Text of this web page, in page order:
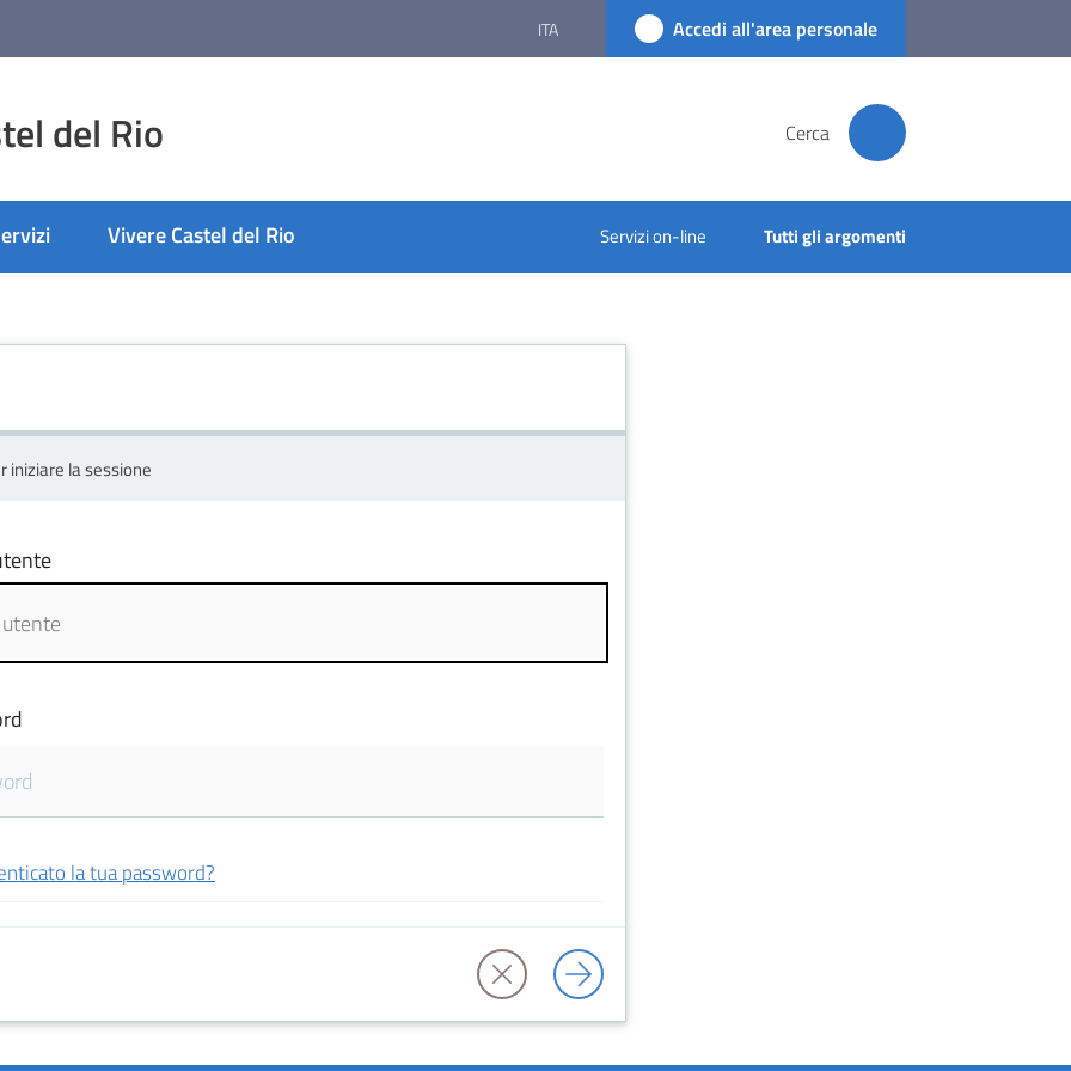
ITA Accedi all'area personale
del Rio Cerca
Vivere Castel del Rio Servizi on-line Tutti gli argomenti
iniziare la sessione
la tua password?